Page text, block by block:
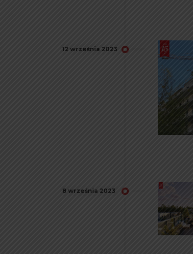
12 września 2023
8 września 2023